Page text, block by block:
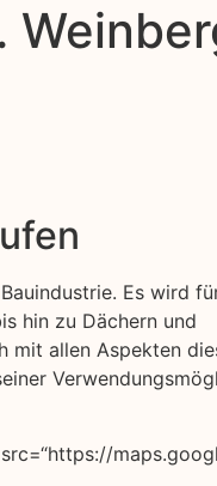
Es wird
hin zu Dächern und
mit allen Aspekten